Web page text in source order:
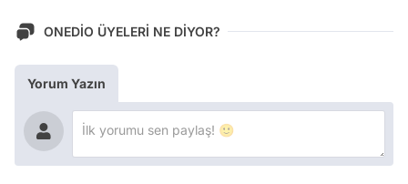
ONEDİO ÜYELERİ NE DİYOR?
Yorum Yazın